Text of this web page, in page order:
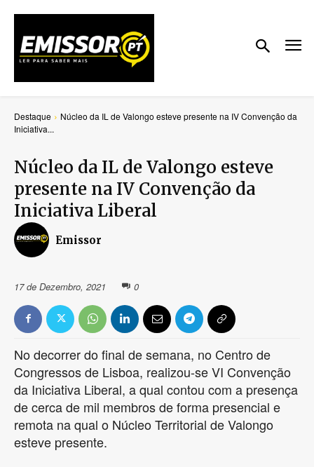
Destaque
Núcleo da IL de Valongo esteve presente na IV Convenção da
Iniciativa...
Núcleo da IL de Valongo esteve
presente na IV Convenção da
Iniciativa Liberal
Emissor
17 de Dezembro, 2021 0
No decorrer do final de semana, no Centro de
Congressos de Lisboa, realizou-se VI Convenção
da Iniciativa Liberal, a qual contou com a presença
de cerca de mil membros de forma presencial e
remota na qual o Núcleo Territorial de Valongo
esteve presente.